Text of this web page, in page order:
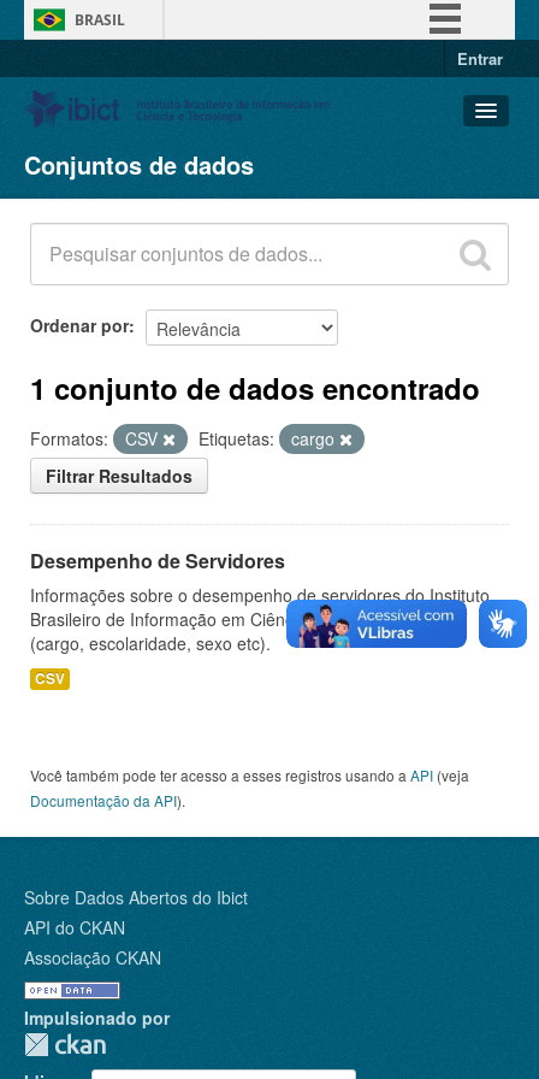
BRASIL
Entrar
Conjuntos de dados
Organizações
Grupos
Sobre
Conjuntos de dados
Ordenar por
1 conjunto de dados encontrado
Formatos: CSV Etiquetas:
cargo
Filtrar Resultados
Desempenho de Servidores
Informações sobre o desempenho de servidores do Instituto
Brasileiro de Informação em Ciência e Tecnologia - IBICT
(cargo, escolaridade, sexo etc).
CSV
Você também pode ter acesso a esses registros usando a API (veja
Documentação da API).
Sobre Dados Abertos do Ibict
API do CKAN
Associação CKAN
Impulsionado por